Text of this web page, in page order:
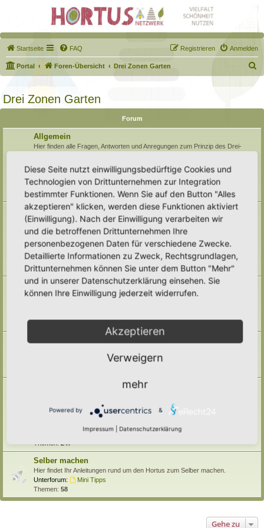
Startseite FAQ Anmelden
Registrieren
Portal Foren-Übersicht Drei Zonen Garten
u
h
Drei Zonen Garten
Forum
Allgemein
Hier finden alle Fragen, Antworten und Anregungen zum Prinzip des Drei-
weiteren finden hier allgemeine Gartenfragen ihr Zuhause.
Unterforen:
Umwelt, Klimawandel, Natur, Öffentlichkeitsarbeit,
Gesundheit,
Archiv
Themen:138
Naturmodule & kleine Biotope
Alles um die Naturmodule, sowie Wald-Themen, Sumpfzonen, Wasserzonen,
wechselfeuchte Gebiete, nährstoffreichere Areale, usw.
Unterforen:
Trockenmauern Pyramiden , Teiche & Wasserstellen
Sandarien, Reisighaufen & Laubhaufen, Totholz, Käferkeller,
Benjeshecke, Sonstige Lebensräume,
Archiv
Themen:71
Pufferzone
Hier gehört alles hin, was die Pufferzone in einem Hortus betrifft. Frage,
Anbauarten Beete in allen Formen
Kompostieren/ Mulchen/ Dauerhumus , Kräuter/ Gewürze
,
Wassermanagement, Haltbarmachung, Hortane Küche
Themen:247
Selber machen
Hier findet Ihr Anleitungen rund um den Hortus zum Selber machen.
Unterforum:
Mini Tipps
Themen: 58
Gehe zu
Diese Seite nutzt einwilligungsbedürftige Cookies und
Technologien von Drittunternehmen zur Integration
bestimmter Funktionen. Wenn Sie auf den Button "Alles
akzeptieren" klicken, werden diese Funktionen aktiviert
(Einwilligung). Nach der Einwilligung verarbeiten wir
und die betroffenen Drittunternehmen Ihre
personenbezogenen Daten für verschiedene Zwecke.
Detaillierte Informationen zu Zweck, Rechtsgrundlagen,
Drittunternehmen können Sie unter dem Button "Mehr"
und in unserer Datenschutzerklärung einsehen. Sie
können Ihre Einwilligung jederzeit widerrufen.
Akzeptieren
Verweigern
mehr
Powered by &
Impressum Datenschutzerklärung